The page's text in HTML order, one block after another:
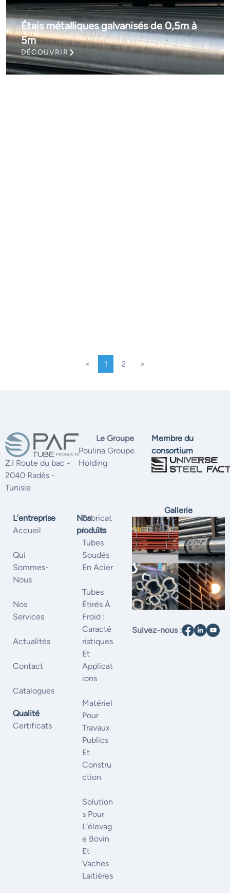
Étais métalliques galvanisés de 0,5m à
5m
DÉCOUVRIR
< 1 2 >
Z.I Route du bac -
2040 Radès -
Tunisie
Le Groupe
Poulina Groupe
Holding
Membre du
consortium
L’entreprise
Accueil
Qui
Sommes-
Nous
Nos
Services
Actualités
Contact
Catalogues
Qualité
Certificats
Nos
produits
Fabricat
Ion De
Tubes
Soudés
En Acier
Tubes
Étirés À
Froid :
Caracté
Ristiques
Et
Applicat
Ions
Matériel
Pour
Travaux
Publics
Et
Constru
Ction
Solution
S Pour
L’élevag
E Bovin
Et
Vaches
Laitières
Gallerie
Suivez-nous :